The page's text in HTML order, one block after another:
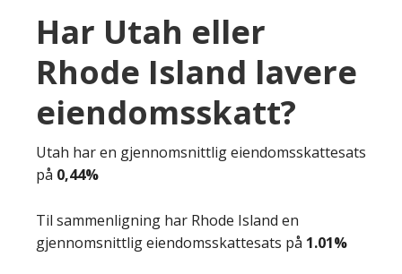
Har Utah eller
Rhode Island lavere
eiendomsskatt?
Utah har en gjennomsnittlig eiendomsskattesats
på 0,44%
Til sammenligning har Rhode Island en
gjennomsnittlig eiendomsskattesats på 1.01%